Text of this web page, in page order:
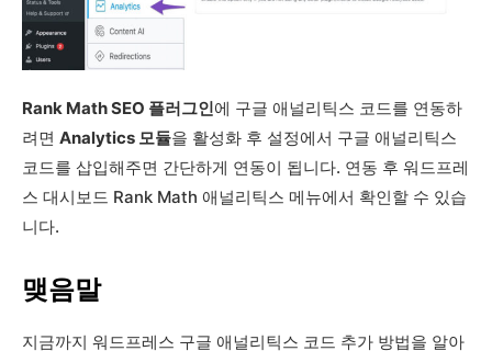
Rank Math SEO 플러그인에 구글 애널리틱스 코드를 연동하
려면 Analytics 모듈을 활성화 후 설정에서 구글 애널리틱스
코드를 삽입해주면 간단하게 연동이 됩니다. 연동 후 워드프레
스 대시보드 Rank Math 애널리틱스 메뉴에서 확인할 수 있습
니다.
맺음말
지금까지 워드프레스 구글 애널리틱스 코드 추가 방법을 알아